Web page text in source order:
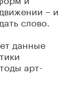
– и
слово.
данные
арт-